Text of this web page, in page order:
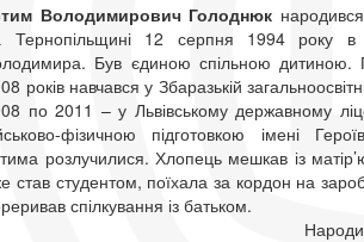
Володимирович Голоднюк
Тернопільщині 12 серпня 1994 року в
Був єдиною спільною дитиною.
років навчався у Збаразькій
по 2011 – у Львівському державному
фізичною підготовкою імені
розлучилися. Хлопець мешкав із
став студентом, поїхала за кордон на
спілкування із батьком.